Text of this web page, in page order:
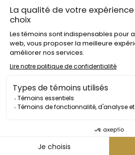
Stationnements
proximité de
nos salles
Politique de
d’auteur
2026